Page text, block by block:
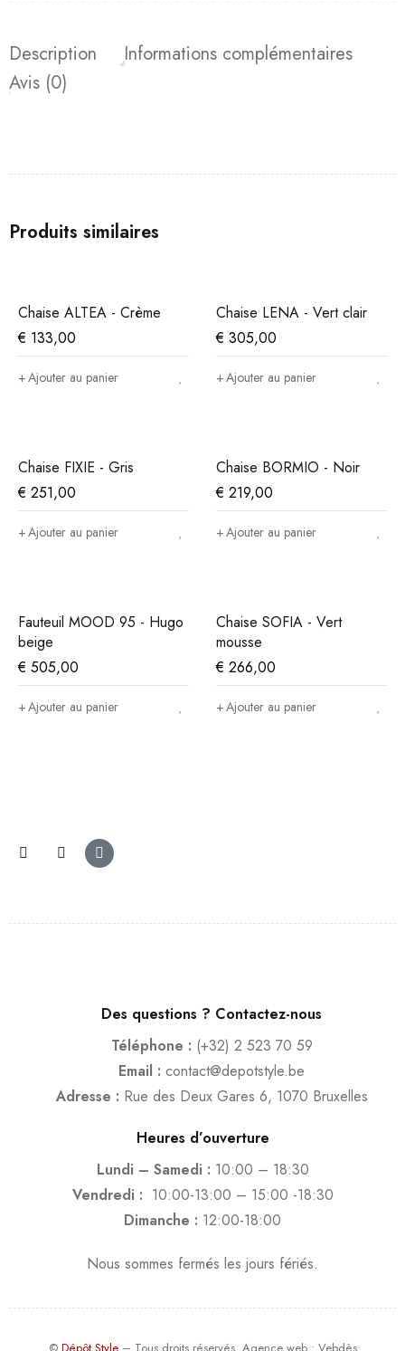
Description
Informations complémentaires
Avis (0)
Produits similaires
Chaise ALTEA - Crème
€ 133,00
Ajouter au panier
Chaise LENA - Vert clair
€ 305,00
Ajouter au panier
Chaise FIXIE - Gris
€ 251,00
Ajouter au panier
Chaise BORMIO - Noir
€ 219,00
Ajouter au panier
Fauteuil MOOD 95 - Hugo
beige
€ 505,00
Ajouter au panier
Chaise SOFIA - Vert
mousse
€ 266,00
Ajouter au panier
Des questions ? Contactez-nous
Téléphone : (+32) 2 523 70 59
Email : contact@depotstyle.be
Adresse : Rue des Deux Gares 6, 1070 Bruxelles
Heures d’ouverture
Lundi – Samedi : 10:00 – 18:30
Vendredi : 10:00-13:00 – 15:00 -18:30
Dimanche : 12:00-18:00
Nous sommes fermés les jours fériés.